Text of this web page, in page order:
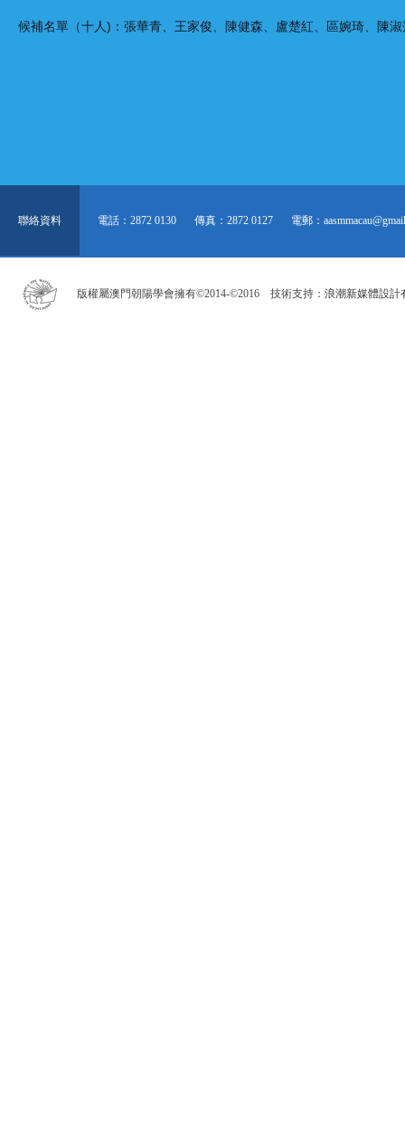
候補名單（十人)：張華青、王家俊、陳健森、盧楚紅、區婉琦、陳
聯絡資料 電話：2872 0130 傳真：2872 0127 電郵：
版權屬澳門朝陽學會擁有©2014-©2016 技術支持： 浪潮新媒體設計